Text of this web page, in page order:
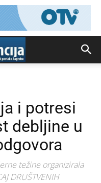
i potresi
debljine u
težine organizirala
DRUŠTVENIH